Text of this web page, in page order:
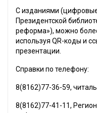
С изданиями
Президентской
реформа»), можно
используя QR-коды и
презентации.
Справки по телефону:
8(8162)77-36-59,
8(8162)77-41-11,